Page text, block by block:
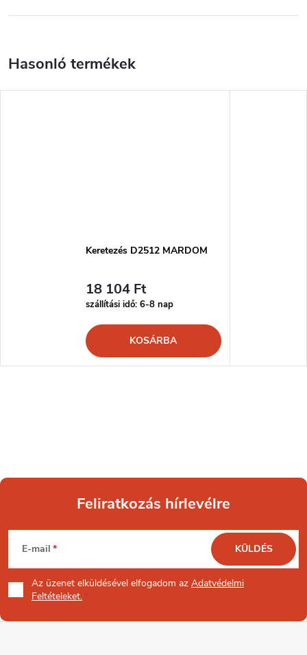
Keretezés D2512 MARDOM
18 104 Ft
szállítási idő: 6-8 nap
KOSÁRBA
L
á
b
Feliratkozás hírlevélre
E-mail
Az üzenet elküldésével elfogadom az Adatvédelmi
Feltételeket.
KÜLDÉS